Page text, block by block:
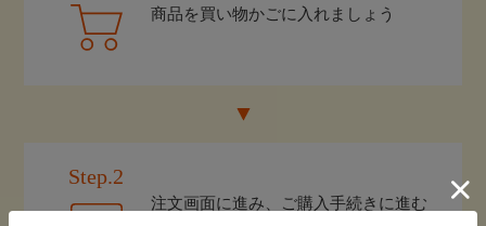
商品を買い物かごに入れましょう
Step.2
注文画面に進み、ご購入手続きに進む